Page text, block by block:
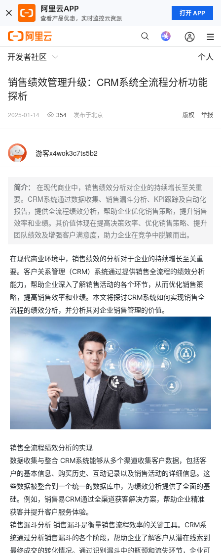
打开 APP
开发者社区 个人
销售绩效管理升级：CRM系统全流程分析功能
探析
2025-01-14 354 发布于北京 版权 举报
游客x4wok3c7ts5b2
简介：
在现代商业中，销售绩效分析对企业的持续增长至关重
要。CRM系统通过数据收集、销售漏斗分析、KPI跟踪及自动化
报告，提供全流程绩效分析，帮助企业优化销售策略，提升销售
效率和业绩。其价值体现在提高决策效率、优化销售策略、提升
团队绩效及增强客户满意度，助力企业在竞争中脱颖而出。
在现代商业环境中，销售绩效的分析对于企业的持续增长至关重
要。客户关系管理（CRM）系统通过提供销售全流程的绩效分析
能力，帮助企业深入了解销售活动的各个环节，从而优化销售策
略，提高销售效率和业绩。本文将探讨CRM系统如何实现销售全
流程的绩效分析，并分析其对企业销售管理的价值。
销售全流程绩效分析的实现
数据收集与整合 CRM系统能够从多个渠道收集客户数据，包括客
户的基本信息、购买历史、互动记录以及销售活动的详细信息。这
些数据被整合到一个统一的数据库中，为绩效分析提供了全面的基
础。例如，销售易CRM通过全渠道获客解决方案，帮助企业精准
获客并提升客户服务体验。
销售漏斗分析 销售漏斗是衡量销售流程效率的关键工具。CRM系
统通过分析销售漏斗的各个阶段，帮助企业了解客户从潜在线索到
最终成交的转化情况。通过识别漏斗中的瓶颈和流失环节，企业可